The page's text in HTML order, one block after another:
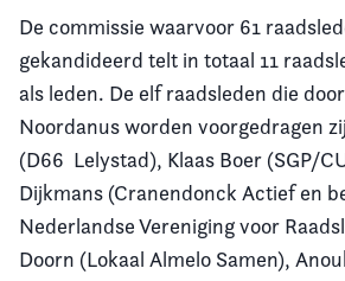
De commissie waarvoor 61
gekandideerd telt in totaal 11
als leden. De elf raadsleden die
Noordanus worden voorgedragen
(D66 Lelystad), Klaas Boer (SGP/
Dijkmans (Cranendonck Actief en
Nederlandse Vereniging voor
Doorn (Lokaal Almelo Samen),